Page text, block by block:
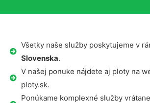
Všetky naše služby poskytujeme v
Slovenska.
V našej ponuke nájdete aj ploty na
ploty.sk.
Ponúkame komplexné služby